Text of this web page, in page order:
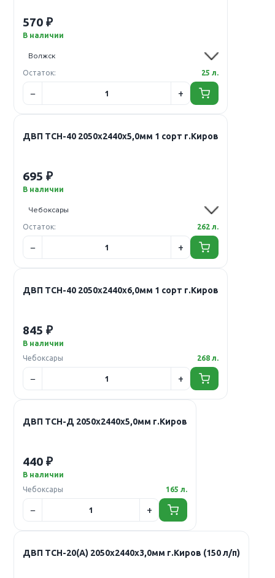
570 ₽
В наличии
Остаток: 25 л.
ДВП ТСН-40 2050х2440х5,0мм 1 сорт г.Киров
695 ₽
В наличии
Остаток: 262 л.
ДВП ТСН-40 2050х2440х6,0мм 1 сорт г.Киров
845 ₽
В наличии
Чебоксары
268 л.
ДВП ТСН-Д 2050х2440х5,0мм г.Киров
440 ₽
В наличии
Чебоксары
165 л.
ДВП ТСН-20(А) 2050х2440х3,0мм г.Киров (150 л/п)